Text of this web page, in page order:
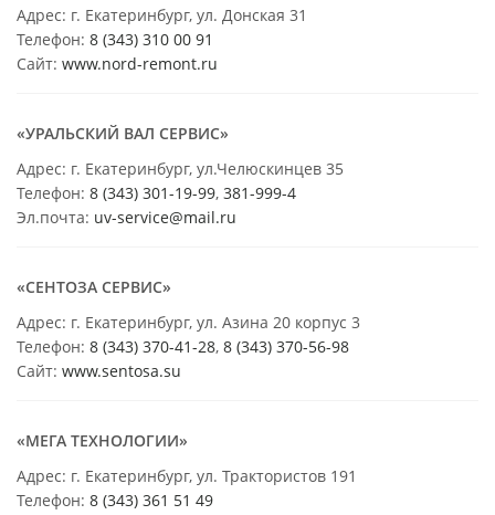
Адрес: г. Екатеринбург, ул. Донская 31
Телефон: 8 (343) 310 00 91
Сайт: www.nord-remont.ru
«УРАЛЬСКИЙ ВАЛ СЕРВИС»
Адрес: г. Екатеринбург, ул.Челюскинцев 35
Телефон: 8 (343) 301-19-99, 381-999-4
Эл.почта: uv-service@mail.ru
«СЕНТОЗА СЕРВИС»
Адрес: г. Екатеринбург, ул. Азина 20 корпус 3
Телефон: 8 (343) 370-41-28, 8 (343) 370-56-98
Сайт: www.sentosa.su
«МЕГА ТЕХНОЛОГИИ»
Адрес: г. Екатеринбург, ул. Трактористов 191
Телефон: 8 (343) 361 51 49